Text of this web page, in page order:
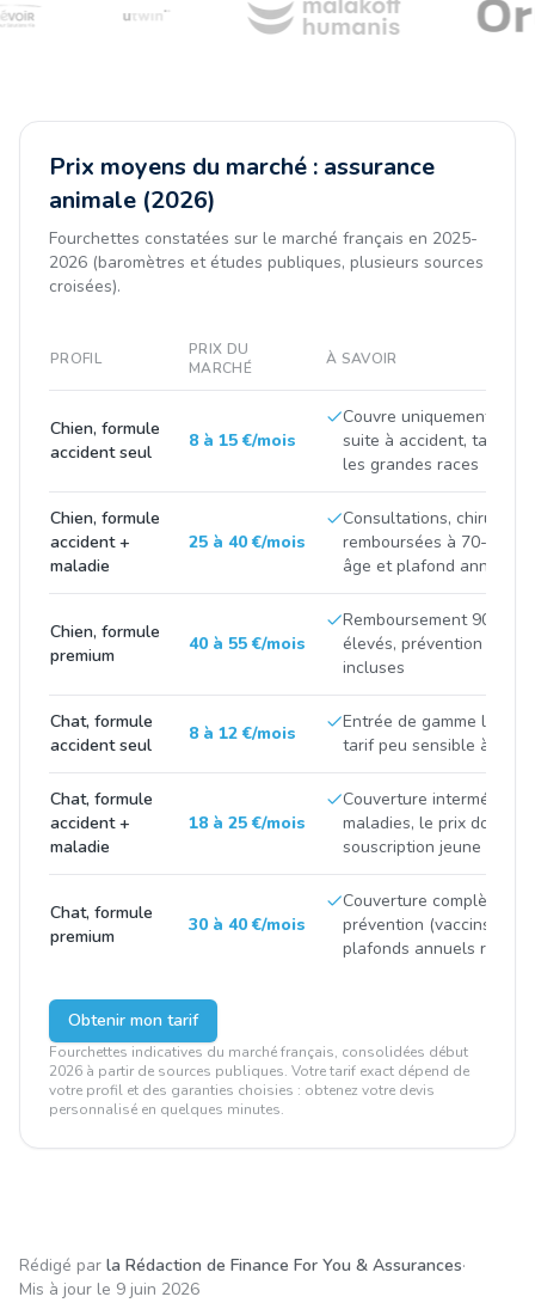
Prix moyens du marché : assurance
animale (2026)
Fourchettes constatées sur le marché français en 2025-
2026 (baromètres et études publiques, plusieurs sources
croisées).
PROFIL
PRIX DU
MARCHÉ
À SAVOIR
Chien, formule
accident seul
8 à 15 €/mois
Couvre uniquement les
suite à accident, tarif
les grandes races
Chien, formule
accident +
maladie
25 à 40 €/mois
Consultations,
remboursées à 70-90
âge et plafond annuel
Chien, formule
premium
40 à 55 €/mois
Remboursement 90-100
élevés, prévention et
incluses
Chat, formule
accident seul
8 à 12 €/mois
Entrée de gamme
tarif peu sensible à la
Chat, formule
accident +
maladie
18 à 25 €/mois
Couverture
maladies, le prix double
souscription jeune et
Chat, formule
premium
30 à 40 €/mois
Couverture complète
prévention (vaccins,
plafonds annuels
Obtenir mon tarif
Fourchettes indicatives du marché français, consolidées début
2026 à partir de sources publiques. Votre tarif exact dépend de
votre profil et des garanties choisies : obtenez votre devis
personnalisé en quelques minutes.
Rédigé par la Rédaction de Finance For You & Assurances·
Mis à jour le 9 juin 2026